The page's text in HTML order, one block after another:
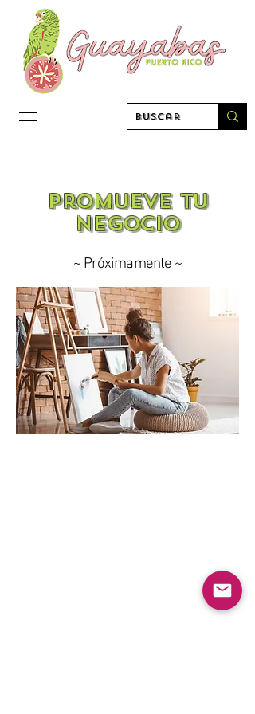
promueve tu
negocio
~ Próximamente ~